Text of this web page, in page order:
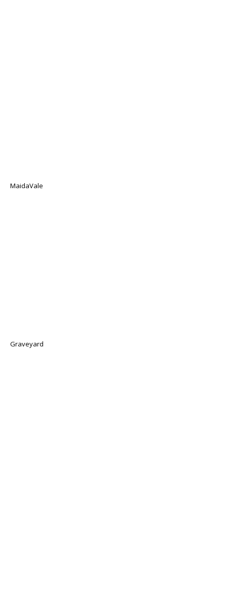
MaidaVale
Graveyard